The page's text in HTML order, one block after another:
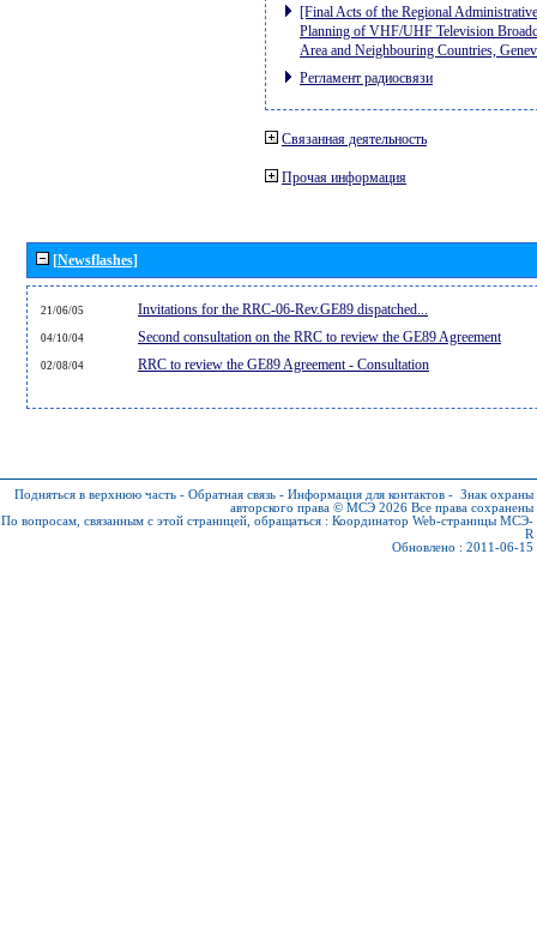
[Final Acts of the Regional
Planning of VHF/UHF Television
Area and Neighbouring Countries,
Регламент радиосвязи
Связанная деятельность
Прочая информация
[Newsflashes]
21/06/05 Invitations for the RRC-06-Rev.GE89 dispatched...
04/10/04 Second consultation on the RRC to review the GE89 Agreement
02/08/04 RRC to review the GE89 Agreement - Consultation
Подняться в верхнюю часть - Обратная связь - Информация для контактов - Знак охраны
авторского права © МСЭ 2026 Все права сохранены
По вопросам, связанным с этой страницей, обращаться : Координатор Web-страницы МСЭ-
R
Обновлено : 2011-06-15